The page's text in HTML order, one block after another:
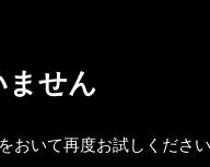
ません
おいて再度お試しくださ